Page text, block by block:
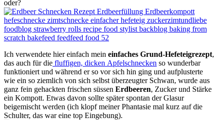
oder?
Ich verwendete hier einfach mein einfaches Grund-Hefeteigrezept,
das auch für die fluffigen, dicken Apfelschnecken so wunderbar
funktioniert und während er so vor sich hin ging und aufplusterte
wie ein so ziemlich von sich selbst überzeugter Schwan, wurde aus
ganz fein gehackten frischen süssen Erdbeeren, Zucker und Stärke
ein Kompott. Etwas davon sollte später spontan der Glasur
beigemischt werden (ich klopf meiner Phantasie mal kurz auf die
Schulter, das war eine top Eingebung).